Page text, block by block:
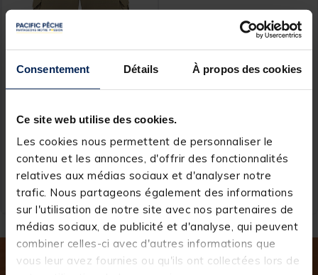
Consentement Détails À propos des cookies
Ce site web utilise des cookies.
Les cookies nous permettent de personnaliser le
contenu et les annonces, d'offrir des fonctionnalités
relatives aux médias sociaux et d'analyser notre
trafic. Nous partageons également des informations
sur l'utilisation de notre site avec nos partenaires de
médias sociaux, de publicité et d'analyse, qui peuvent
combiner celles-ci avec d'autres informations que
vous leur avez fournies ou qu'ils ont collectées lors de
KORDA
Short korda kore kombat
59,99 € Ajouter au panier
Expédition sous 24 h
Inscrivez-vous à notre newsletter